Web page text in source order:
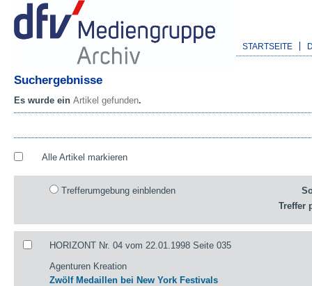
STARTSEITE
Suchergebnisse
Es wurde ein Artikel gefunden.
Alle Artikel markieren
Trefferumgebung einblenden
Treffer
HORIZONT Nr. 04 vom 22.01.1998 Seite 035
Agenturen Kreation
Zwölf Medaillen bei New York Festivals